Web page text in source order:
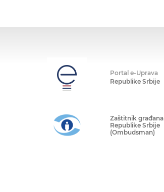
Portal e-Uprava
Republike Srbije
Zaštitnik građana
Republike Srbije
(Ombudsman)